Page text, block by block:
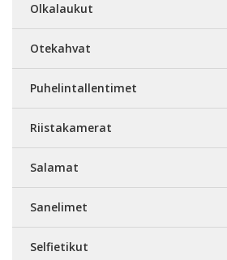
Olkalaukut
Otekahvat
Puhelintallentimet
Riistakamerat
Salamat
Sanelimet
Selfietikut